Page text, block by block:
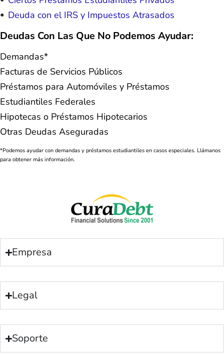
Deuda con el IRS y Impuestos Atrasados
Deudas Con Las Que No Podemos Ayudar:
Demandas*
Facturas de Servicios Públicos
Préstamos para Automóviles y Préstamos
Estudiantiles Federales
Hipotecas o Préstamos Hipotecarios
Otras Deudas Aseguradas
*Podemos ayudar con demandas y préstamos estudiantiles en casos especiales. Llámanos
para obtener más información.
Empresa
Legal
Soporte